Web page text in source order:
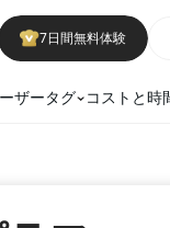
7日間無料体験
ザータグ コストと時